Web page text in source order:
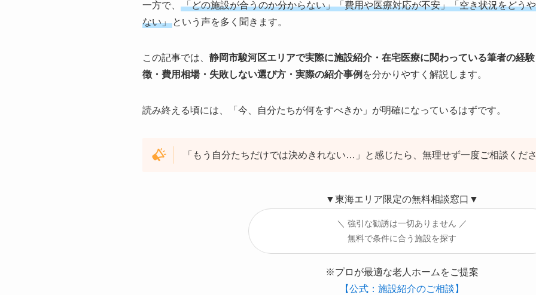
一方で、
「どの施設が合うのか分からない」「費用や医療対応が不安」「空き状況をどう
ない」 という声を多く聞きます。
この記事では、 静岡市駿河区エリアで実際に施設紹介・在宅医療に関わっている筆者の経験
徴・費用相場・失敗しない選び方・実際の紹介事例 を分かりやすく解説します。
読み終える頃には、「今、自分たちが何をすべきか」が明確になっているはずです。
「もう自分たちだけでは決めきれない…」と感じたら、無理せず一度ご相談くだ
▼東海エリア限定の無料相談窓口▼
＼ 強引な勧誘は一切ありません ／
無料で条件に合う施設を探す
※プロが最適な老人ホームをご提案
【公式：施設紹介のご相談】